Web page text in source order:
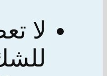
لا